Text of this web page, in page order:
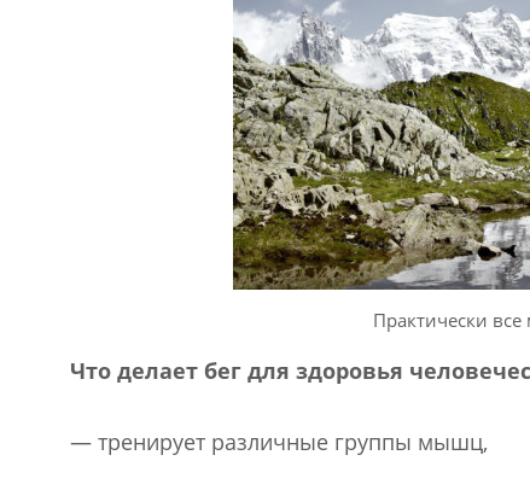
Практически
Что делает бег для здоровья
— тренирует различные группы мышц,